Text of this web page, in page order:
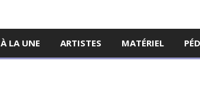
À LA UNE ARTISTES MATÉRIEL